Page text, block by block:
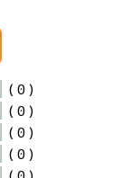
( 0 )
( 0 )
( 0 )
( 0 )